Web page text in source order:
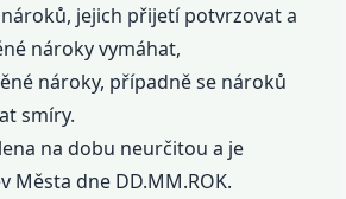
jejich přijetí potvrzovat a
nároky vymáhat,
nároky, případně se nároků
smíry.
na dobu neurčitou a je
Města dne DD.MM.ROK.